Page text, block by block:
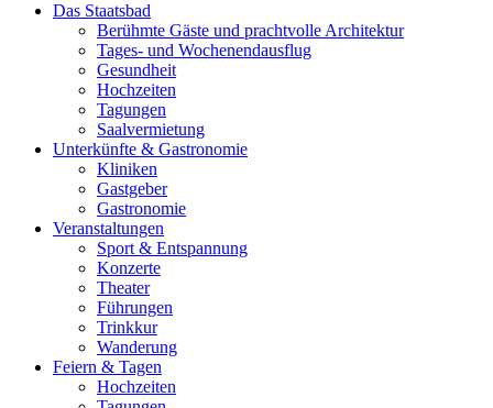
Das Staatsbad
Berühmte Gäste und prachtvolle Architektur
Tages- und Wochenendausflug
Gesundheit
Hochzeiten
Tagungen
Saalvermietung
Unterkünfte & Gastronomie
Kliniken
Gastgeber
Gastronomie
Veranstaltungen
Sport & Entspannung
Konzerte
Theater
Führungen
Trinkkur
Wanderung
Feiern & Tagen
Hochzeiten